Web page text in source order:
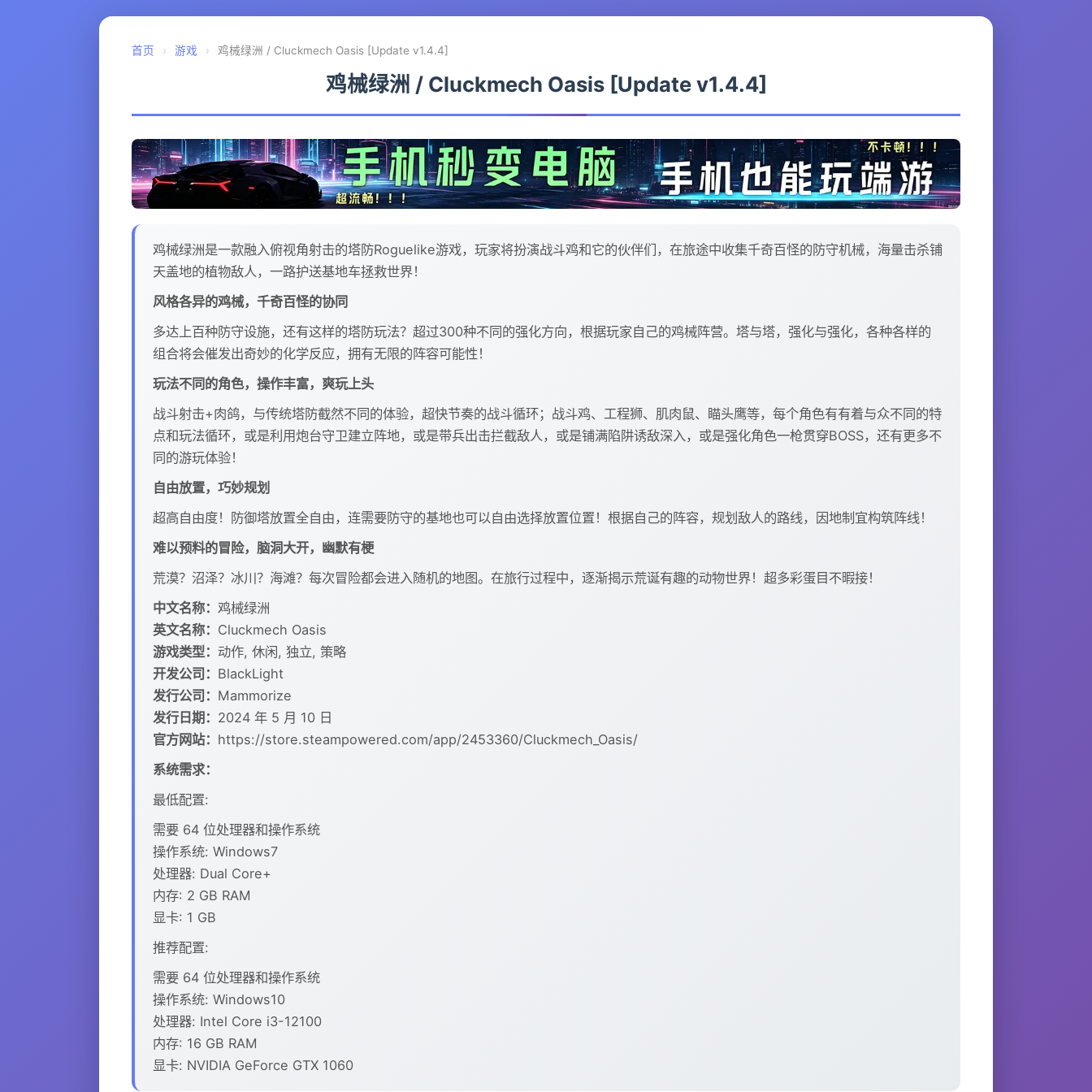
首页 › 游戏 › 鸡械绿洲 / Cluckmech Oasis [Update v1.4.4]
鸡械绿洲 / Cluckmech Oasis [Update v1.4.4]
鸡械绿洲是一款融入俯视角射击的塔防Roguelike游戏，玩家将扮演战斗鸡和它的伙伴们，在旅途中收集千奇百怪的防守机械，海量击杀铺
天盖地的植物敌人，一路护送基地车拯救世界！
风格各异的鸡械，千奇百怪的协同
多达上百种防守设施，还有这样的塔防玩法？超过300种不同的强化方向，根据玩家自己的鸡械阵营。塔与塔，强化与强化，各种各样的
组合将会催发出奇妙的化学反应，拥有无限的阵容可能性！
玩法不同的角色，操作丰富，爽玩上头
战斗射击+肉鸽，与传统塔防截然不同的体验，超快节奏的战斗循环；战斗鸡、工程狮、肌肉鼠、瞄头鹰等，每个角色有有着与众不同的特
点和玩法循环，或是利用炮台守卫建立阵地，或是带兵出击拦截敌人，或是铺满陷阱诱敌深入，或是强化角色一枪贯穿BOSS，还有更多不
同的游玩体验！
自由放置，巧妙规划
超高自由度！防御塔放置全自由，连需要防守的基地也可以自由选择放置位置！根据自己的阵容，规划敌人的路线，因地制宜构筑阵线！
难以预料的冒险，脑洞大开，幽默有梗
荒漠？沼泽？冰川？海滩？每次冒险都会进入随机的地图。在旅行过程中，逐渐揭示荒诞有趣的动物世界！超多彩蛋目不暇接！
中文名称： 鸡械绿洲
英文名称： Cluckmech Oasis
游戏类型： 动作, 休闲, 独立, 策略
开发公司： BlackLight
发行公司： Mammorize
发行日期： 2024 年 5 月 10 日
官方网站： https://store.steampowered.com/app/2453360/Cluckmech_Oasis/
系统需求：
最低配置:
需要 64 位处理器和操作系统
操作系统: Windows7
处理器: Dual Core+
内存: 2 GB RAM
显卡: 1 GB
推荐配置:
需要 64 位处理器和操作系统
操作系统: Windows10
处理器: Intel Core i3-12100
内存: 16 GB RAM
显卡: NVIDIA GeForce GTX 1060